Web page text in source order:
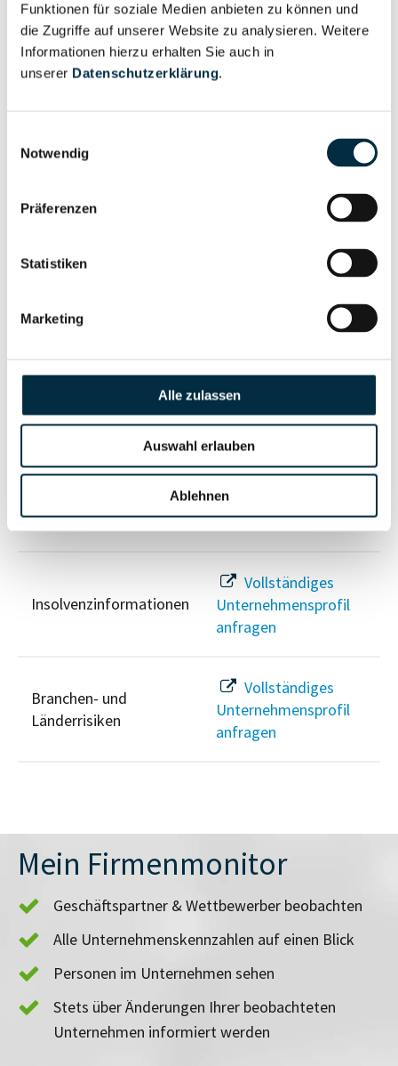
Funktionen für soziale Medien anbieten zu können und
die Zugriffe auf unserer Website zu analysieren. Weitere
Informationen hierzu erhalten Sie auch in
unserer Datenschutzerklärung.
Notwendig
Präferenzen
Statistiken
Marketing
Alle zulassen
Auswahl erlauben
Ablehnen
Eigentums- und Kontrollstruktur
Unternehmensnetzwerk
Unternehmensprofil
Berechtigten Pfad
Unternehmensprofil
Risikoinformationen
Sanktionslistenstatus
Vollständiges
Unternehmensprofil
anfragen
Insolvenzinformationen
Vollständiges
Unternehmensprofil
anfragen
Branchen- und
Länderrisiken
Vollständiges
Unternehmensprofil
anfragen
Mein Firmenmonitor
Geschäftspartner & Wettbewerber beobachten
Alle Unternehmenskennzahlen auf einen Blick
Personen im Unternehmen sehen
Stets über Änderungen Ihrer beobachteten
Unternehmen informiert werden